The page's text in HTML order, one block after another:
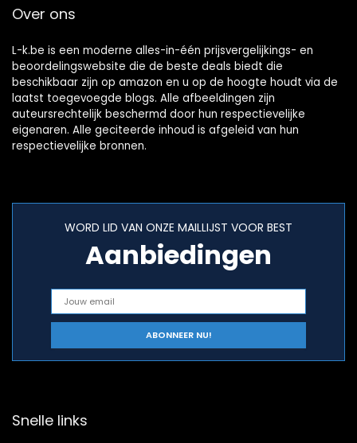
Over ons
L-k.be is een moderne alles-in-één prijsvergelijkings- en
beoordelingswebsite die de beste deals biedt die
beschikbaar zijn op amazon en u op de hoogte houdt via de
laatst toegevoegde blogs. Alle afbeeldingen zijn
auteursrechtelijk beschermd door hun respectievelijke
eigenaren. Alle geciteerde inhoud is afgeleid van hun
respectievelijke bronnen.
WORD LID VAN ONZE MAILLIJST VOOR BEST
Aanbiedingen
Snelle links